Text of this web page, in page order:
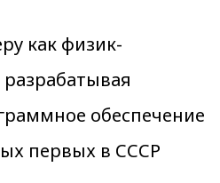
как физик-
обеспечение
первых в СССР